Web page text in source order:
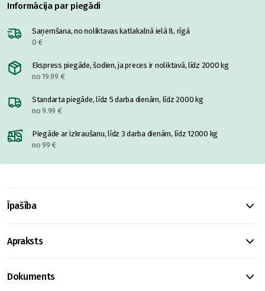
Informācija par piegādi
Saņemšana, no noliktavas katlakalnā ielā 8, rīgā
0 €
Ekspress piegāde, šodien, ja preces ir noliktavā, līdz 2000 kg
no 19.99 €
Standarta piegāde, līdz 5 darba dienām, līdz 2000 kg
no 9.99 €
Piegāde ar izkraušanu, līdz 3 darba dienām, līdz 12000 kg
no 99 €
Īpašība
Apraksts
Dokuments